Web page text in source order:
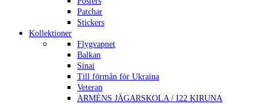
Patchar
Stickers
Kollektioner
Flygvapnet
Balkan
Sinai
Till förmån för Ukraina
Veteran
ARMÈNS JÄGARSKOLA / I22 KIRUNA